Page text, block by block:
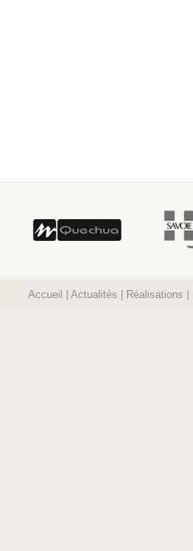
Accueil Actualités Réalisations